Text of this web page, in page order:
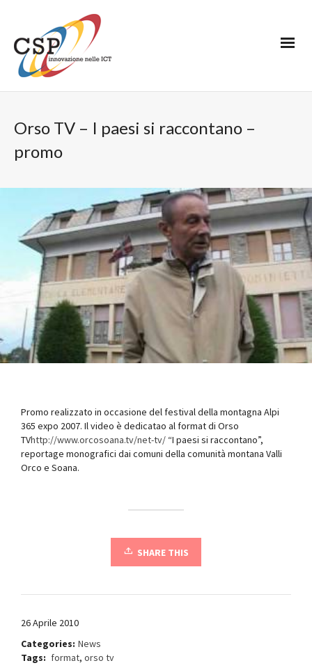
Orso TV – I paesi si raccontano –
promo
Promo realizzato in occasione del festival della montagna Alpi
365 expo 2007. Il video è dedicatao al format di Orso
TVhttp://www.orcosoana.tv/net-tv/ “I paesi si raccontano”,
reportage monografici dai comuni della comunità montana Valli
Orco e Soana.
SHARE THIS
26 Aprile 2010
Categories: News
Tags: format, orso tv